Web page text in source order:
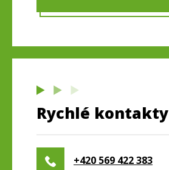
Rychlé kontakty
+420 569 422 383